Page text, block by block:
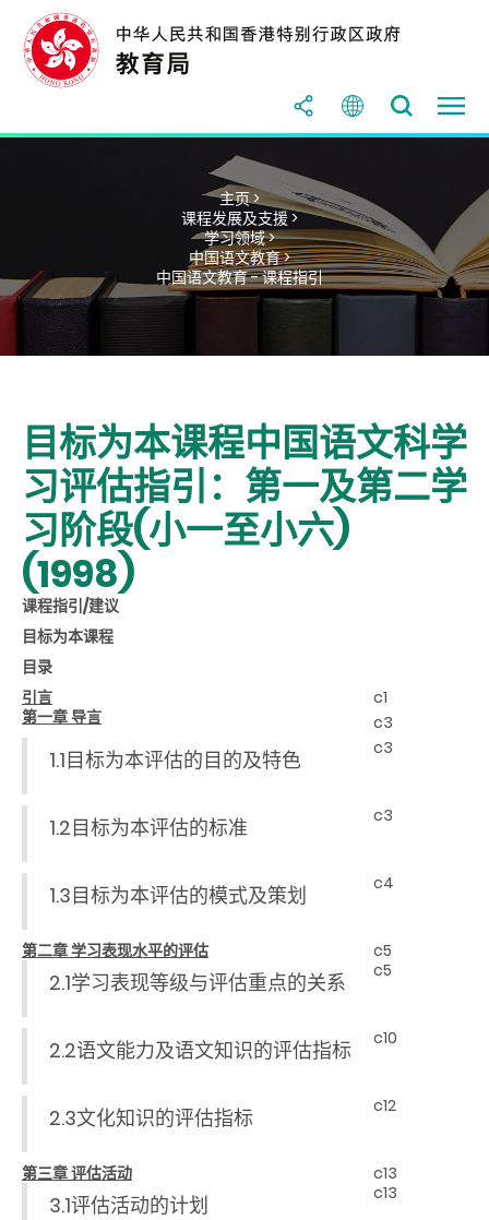
主页 >
课程发展及支援 >
学习领域 >
中国语文教育 >
中国语文教育 - 课程指引
目标为本课程中国语文科学
习评估指引：第一及第二学
习阶段(小一至小六)
(1998)
课程指引/建议
目标为本课程
目录
引言
c1
第一章 导言
c3
1.1目标为本评估的目的及特色 c3
1.2目标为本评估的标准 c3
1.3目标为本评估的模式及策划 c4
第二章 学习表现水平的评估 c5
2.1学习表现等级与评估重点的关系 c5
2.2语文能力及语文知识的评估指标 c10
2.3文化知识的评估指标 c12
第三章 评估活动 c13
3.1评估活动的计划 c13